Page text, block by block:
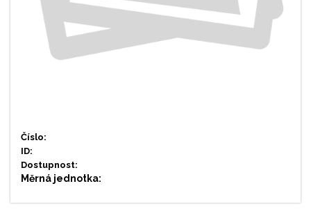
Číslo:
ID:
Dostupnost:
Měrná jednotka: